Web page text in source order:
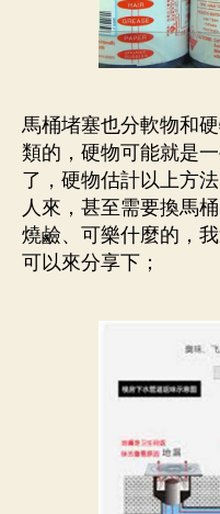
馬桶堵塞也分軟物和
類的，硬物可能就是
了，硬物估計以上方
人來，甚至需要換馬
燒鹼、可樂什麼的，
可以來分享下；